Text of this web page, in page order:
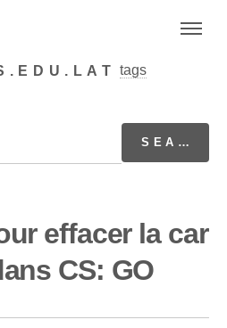
tags
effacer la car
CS: GO